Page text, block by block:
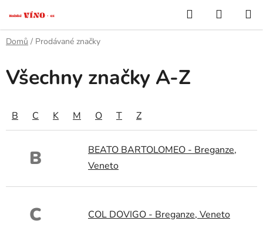
na
obsah
Hledat
KOŠÍK
Domů / Prodávané značky
Všechny značky A-Z
B C K M O T Z
B
BEATO BARTOLOMEO - Breganze,
Veneto
C COL DOVIGO - Breganze, Veneto